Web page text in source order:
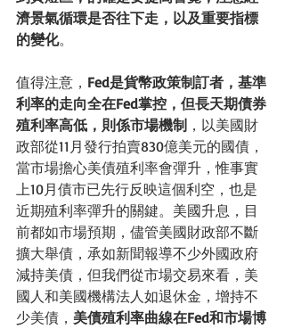
濟景氣循環是否往下走，以及重要指標
的變化。
值得注意， Fed是貨幣政策制訂者，基準
利率的走向全在Fed掌控，但長天期債券
殖利率高低，則係市場機制 ，以美國財
政部從11月發行拍賣830億美元的國債，
當市場擔心美債殖利率會彈升，惟事實
上10月債市已先行反映這個利空，也是
近期殖利率彈升的關鍵。美國升息，目
前都如市場預期，儘管美國財政部不斷
擴大舉債，承如新聞報導不少外國政府
減持美債，但我們從市場交易來看，美
國人和美國機構法人如退休金，增持不
少美債， 美債殖利率曲線在Fed和市場博